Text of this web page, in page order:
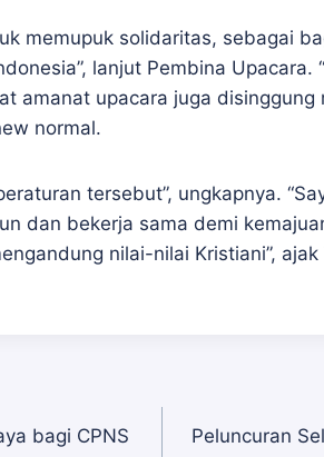
memupuk solidaritas, sebagai
lanjut Pembina
amanat upacara juga
normal.
tersebut”, ungkapnya.
dan bekerja sama demi
nilai-nilai Kristiani”,
bagi CPNS
Peluncuran